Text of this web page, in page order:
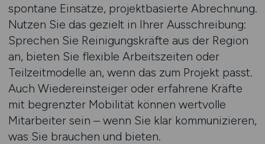
spontane Einsätze, projektbasierte Abrechnung.
Nutzen Sie das gezielt in Ihrer Ausschreibung:
Sprechen Sie Reinigungskräfte aus der Region
an, bieten Sie flexible Arbeitszeiten oder
Teilzeitmodelle an, wenn das zum Projekt passt.
Auch Wiedereinsteiger oder erfahrene Kräfte
mit begrenzter Mobilität können wertvolle
Mitarbeiter sein – wenn Sie klar kommunizieren,
was Sie brauchen und bieten.